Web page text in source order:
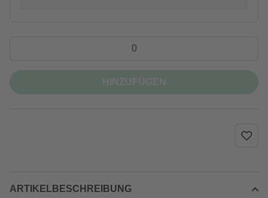
ARTIKELBESCHREIBUNG